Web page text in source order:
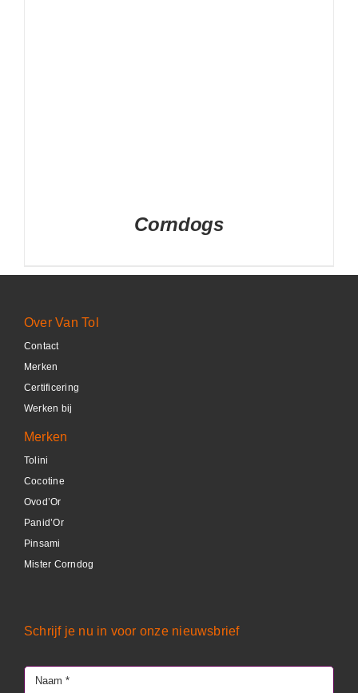
Corndogs
Over Van Tol
Contact
Merken
Certificering
Werken bij
Merken
Tolini
Cocotine
Ovod’Or
Panid’Or
Pinsami
Mister Corndog
Schrijf je nu in voor onze nieuwsbrief